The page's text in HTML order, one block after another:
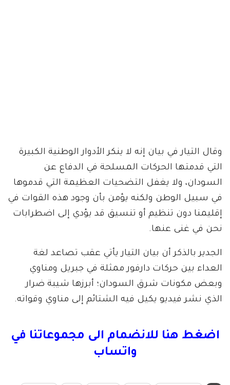
وقال التيار في بيان إنه لا ينكر الأدوار الوطنية الكبيرة
التي قدمتها الحركات المسلحة في الدفاع عن
السودان، ولا يغفل التضحيات العظيمة التي قدموها
في سبيل الوطن ولكنه يؤمن بأن وجود هذه القوات في
إقليمنا دون تنظيم أو تنسيق قد يؤدي إلى اضطرابات
نحن في غنى عنها.
الجدير بالذكر أن بيان التيار يأتي عقب تصاعد لغة
العداء بين حركات دارفور ممثلة في جبريل ومناوي
وبعض مكونات شرق السودان؛ أبرزها شيبة ضرار
الذي نشر فيديو يكيل فيه الشتائم إلى مناوي وقواته.
اضغط هنا للانضمام الى مجموعاتنا في
واتساب